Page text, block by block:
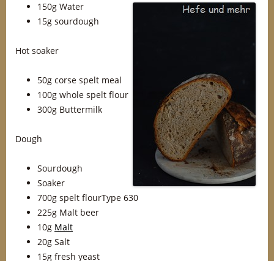
150g Water
15g sourdough
Hot soaker
50g corse spelt meal
100g whole spelt flour
300g Buttermilk
Dough
Sourdough
Soaker
700g spelt flourType 630
225g Malt beer
10g Malt
20g Salt
15g fresh yeast